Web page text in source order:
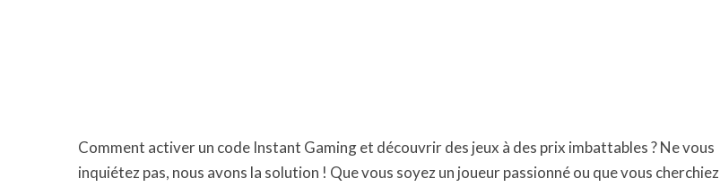
Comment activer un code Instant Gaming et découvrir des jeux à des prix imbattables ? Ne vous
inquiétez pas, nous avons la solution ! Que vous soyez un joueur passionné ou que vous cherchiez